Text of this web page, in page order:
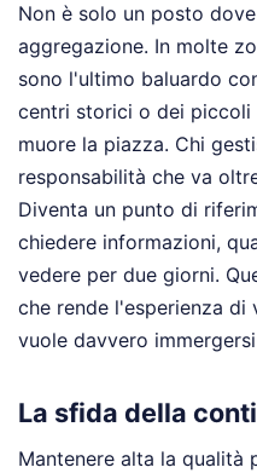
Non è solo un posto
aggregazione. In molte
sono l'ultimo baluardo
centri storici o dei piccoli
muore la piazza. Chi
responsabilità che va
Diventa un punto di
chiedere informazioni,
vedere per due giorni.
che rende l'esperienza di
vuole davvero
La sfida della
Mantenere alta la qualità